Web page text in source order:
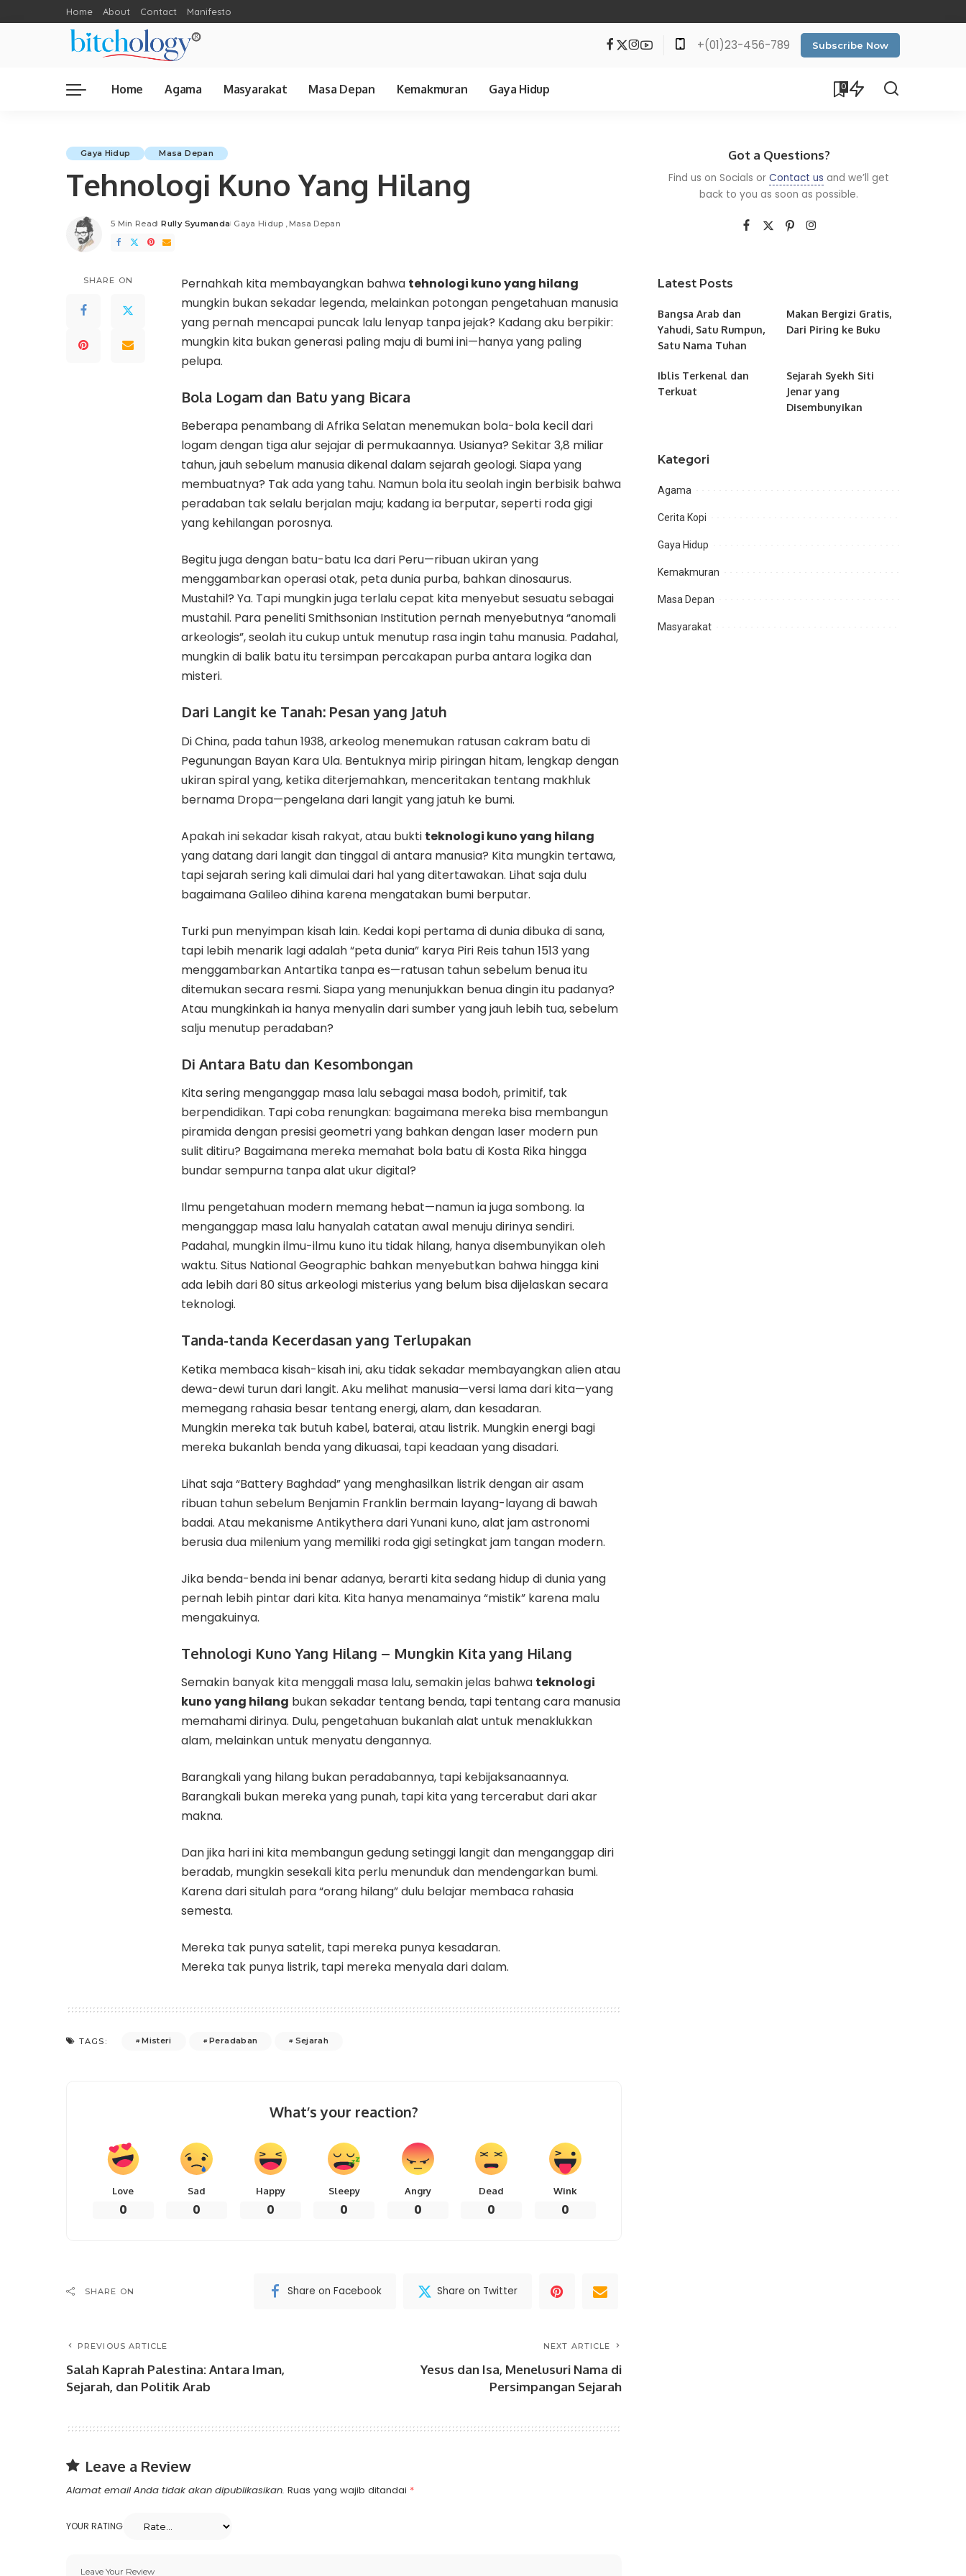
Home About Contact Manifesto
+(01)23-456-789 Subscribe Now
Home Agama Masyarakat Masa Depan Kemakmuran Gaya Hidup 0
Gaya Hidup Masa Depan
Tehnologi Kuno Yang Hilang
5 Min Read
Posted
by
Rully Syumanda Gaya Hidup Masa Depan
SHARE ON Pernahkah kita membayangkan bahwa tehnologi kuno yang hilang
mungkin bukan sekadar legenda, melainkan potongan pengetahuan manusia
yang pernah mencapai puncak lalu lenyap tanpa jejak? Kadang aku berpikir:
mungkin kita bukan generasi paling maju di bumi ini—hanya yang paling
pelupa.
Bola Logam dan Batu yang Bicara
Beberapa penambang di Afrika Selatan menemukan bola-bola kecil dari
logam dengan tiga alur sejajar di permukaannya. Usianya? Sekitar 3,8 miliar
tahun, jauh sebelum manusia dikenal dalam sejarah geologi. Siapa yang
membuatnya? Tak ada yang tahu. Namun bola itu seolah ingin berbisik bahwa
peradaban tak selalu berjalan maju; kadang ia berputar, seperti roda gigi
yang kehilangan porosnya.
Begitu juga dengan batu-batu Ica dari Peru—ribuan ukiran yang
menggambarkan operasi otak, peta dunia purba, bahkan dinosaurus.
Mustahil? Ya. Tapi mungkin juga terlalu cepat kita menyebut sesuatu sebagai
mustahil. Para peneliti Smithsonian Institution pernah menyebutnya “anomali
arkeologis”, seolah itu cukup untuk menutup rasa ingin tahu manusia. Padahal,
mungkin di balik batu itu tersimpan percakapan purba antara logika dan
misteri.
Dari Langit ke Tanah: Pesan yang Jatuh
Di China, pada tahun 1938, arkeolog menemukan ratusan cakram batu di
Pegunungan Bayan Kara Ula. Bentuknya mirip piringan hitam, lengkap dengan
ukiran spiral yang, ketika diterjemahkan, menceritakan tentang makhluk
bernama Dropa—pengelana dari langit yang jatuh ke bumi.
Apakah ini sekadar kisah rakyat, atau bukti teknologi kuno yang hilang
yang datang dari langit dan tinggal di antara manusia? Kita mungkin tertawa,
tapi sejarah sering kali dimulai dari hal yang ditertawakan. Lihat saja dulu
bagaimana Galileo dihina karena mengatakan bumi berputar.
Turki pun menyimpan kisah lain. Kedai kopi pertama di dunia dibuka di sana,
tapi lebih menarik lagi adalah “peta dunia” karya Piri Reis tahun 1513 yang
menggambarkan Antartika tanpa es—ratusan tahun sebelum benua itu
ditemukan secara resmi. Siapa yang menunjukkan benua dingin itu padanya?
Atau mungkinkah ia hanya menyalin dari sumber yang jauh lebih tua, sebelum
salju menutup peradaban?
Di Antara Batu dan Kesombongan
Kita sering menganggap masa lalu sebagai masa bodoh, primitif, tak
berpendidikan. Tapi coba renungkan: bagaimana mereka bisa membangun
piramida dengan presisi geometri yang bahkan dengan laser modern pun
sulit ditiru? Bagaimana mereka memahat bola batu di Kosta Rika hingga
bundar sempurna tanpa alat ukur digital?
Ilmu pengetahuan modern memang hebat—namun ia juga sombong. Ia
menganggap masa lalu hanyalah catatan awal menuju dirinya sendiri.
Padahal, mungkin ilmu-ilmu kuno itu tidak hilang, hanya disembunyikan oleh
waktu. Situs National Geographic bahkan menyebutkan bahwa hingga kini
ada lebih dari 80 situs arkeologi misterius yang belum bisa dijelaskan secara
teknologi.
Tanda-tanda Kecerdasan yang Terlupakan
Ketika membaca kisah-kisah ini, aku tidak sekadar membayangkan alien atau
dewa-dewi turun dari langit. Aku melihat manusia—versi lama dari kita—yang
memegang rahasia besar tentang energi, alam, dan kesadaran.
Mungkin mereka tak butuh kabel, baterai, atau listrik. Mungkin energi bagi
mereka bukanlah benda yang dikuasai, tapi keadaan yang disadari.
Lihat saja “Battery Baghdad” yang menghasilkan listrik dengan air asam
ribuan tahun sebelum Benjamin Franklin bermain layang-layang di bawah
badai. Atau mekanisme Antikythera dari Yunani kuno, alat jam astronomi
berusia dua milenium yang memiliki roda gigi setingkat jam tangan modern.
Jika benda-benda ini benar adanya, berarti kita sedang hidup di dunia yang
pernah lebih pintar dari kita. Kita hanya menamainya “mistik” karena malu
mengakuinya.
Tehnologi Kuno Yang Hilang – Mungkin Kita yang Hilang
Semakin banyak kita menggali masa lalu, semakin jelas bahwa teknologi
kuno yang hilang bukan sekadar tentang benda, tapi tentang cara manusia
memahami dirinya. Dulu, pengetahuan bukanlah alat untuk menaklukkan
alam, melainkan untuk menyatu dengannya.
Barangkali yang hilang bukan peradabannya, tapi kebijaksanaannya.
Barangkali bukan mereka yang punah, tapi kita yang tercerabut dari akar
makna.
Dan jika hari ini kita membangun gedung setinggi langit dan menganggap diri
beradab, mungkin sesekali kita perlu menunduk dan mendengarkan bumi.
Karena dari situlah para “orang hilang” dulu belajar membaca rahasia
semesta.
Mereka tak punya satelit, tapi mereka punya kesadaran.
Mereka tak punya listrik, tapi mereka menyala dari dalam.
TAGS: Misteri Peradaban Sejarah
What’s your reaction?
Love
0
Sad
0
Happy
0
Sleepy
0
Angry
0
Dead
0
Wink
0
SHARE ON Share on Facebook Share on Twitter
PREVIOUS ARTICLE
Salah Kaprah Palestina: Antara Iman,
Sejarah, dan Politik Arab
NEXT ARTICLE
Yesus dan Isa, Menelusuri Nama di
Persimpangan Sejarah
Leave a Review
Alamat email Anda tidak akan dipublikasikan. Ruas yang wajib ditandai *
YOUR RATING
Got a Questions?
Find us on Socials orContact us and we’ll get
back to you as soon as possible.
Latest Posts
Bangsa Arab dan
Yahudi, Satu Rumpun,
Satu Nama Tuhan
Makan Bergizi Gratis,
Dari Piring ke Buku
Iblis Terkenal dan
Terkuat
Sejarah Syekh Siti
Jenar yang
Disembunyikan
Kategori
Agama
Cerita Kopi
Gaya Hidup
Kemakmuran
Masa Depan
Masyarakat